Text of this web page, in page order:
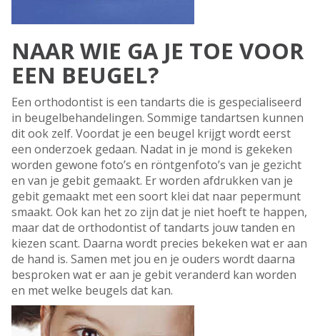
NAAR WIE GA JE TOE VOOR
EEN BEUGEL?
Een orthodontist is een tandarts die is gespecialiseerd
in beugelbehandelingen. Sommige tandartsen kunnen
dit ook zelf. Voordat je een beugel krijgt wordt eerst
een onderzoek gedaan. Nadat in je mond is gekeken
worden gewone foto’s en röntgenfoto’s van je gezicht
en van je gebit gemaakt. Er worden afdrukken van je
gebit gemaakt met een soort klei dat naar pepermunt
smaakt. Ook kan het zo zijn dat je niet hoeft te happen,
maar dat de orthodontist of tandarts jouw tanden en
kiezen scant. Daarna wordt precies bekeken wat er aan
de hand is. Samen met jou en je ouders wordt daarna
besproken wat er aan je gebit veranderd kan worden
en met welke beugels dat kan.